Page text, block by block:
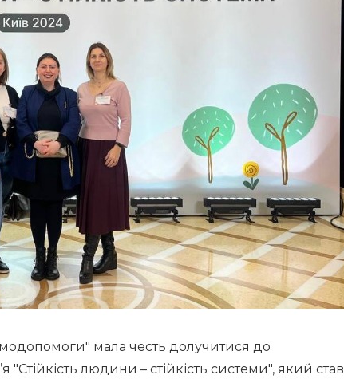
мала честь долучитися до
людини – стійкість системи", який став